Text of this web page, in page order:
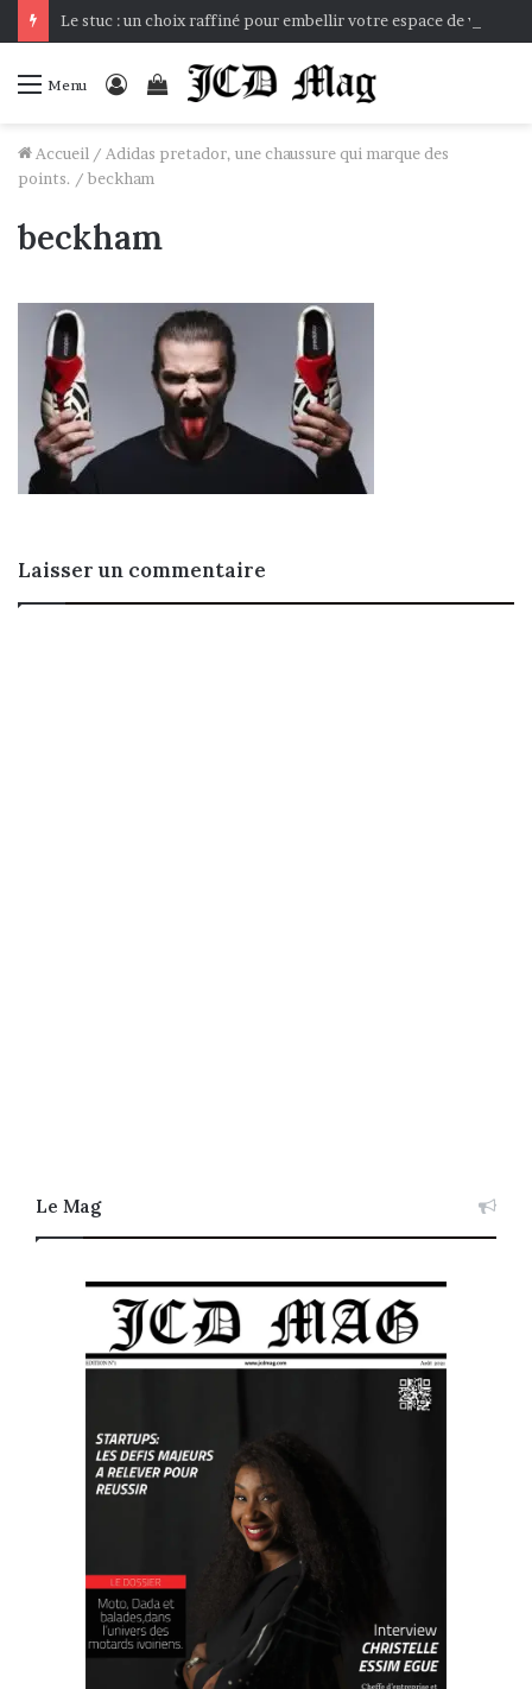
Le stuc : un choix raffiné pour embellir votre espace de vie
Menu Connexion
Voir
panier
Accueil / Adidas pretador, une chaussure qui marque des
points. / beckham
beckham
Laisser un commentaire
Le Mag